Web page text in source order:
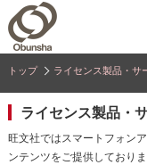
トップ ライセンス製品・サ
ライセンス製品・
旺文社ではスマートフォン
ンテンツをご提供しておりま